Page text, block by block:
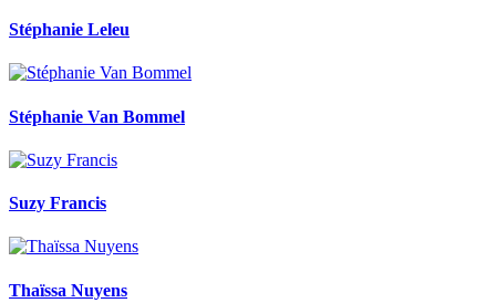
Stéphanie Leleu
Stéphanie Van Bommel
Suzy Francis
Thaïssa Nuyens